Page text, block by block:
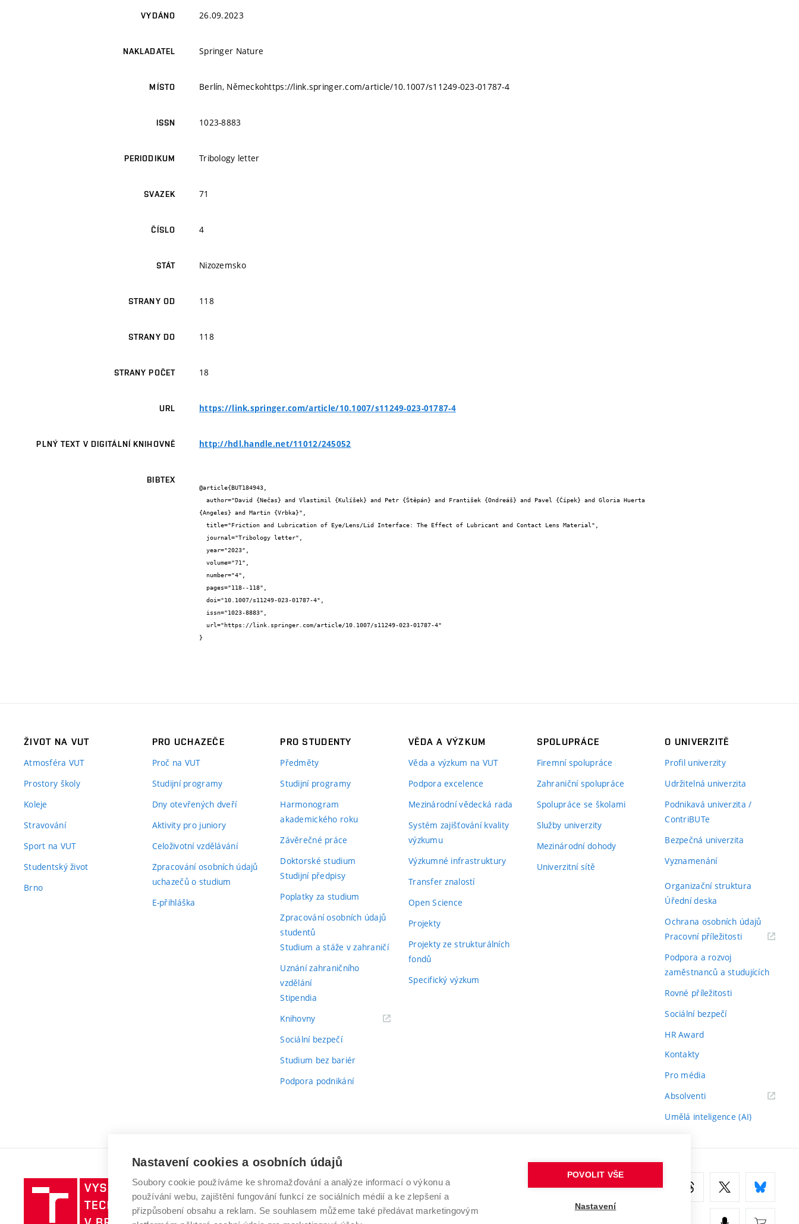
VYDÁNO 26.09.2023
NAKLADATEL Springer Nature
MÍSTO Berlín, Německohttps://link.springer.com/article/10.1007/s11249-023-01787-4
ISSN 1023-8883
PERIODIKUM Tribology letter
SVAZEK 71
ČÍSLO 4
STÁT Nizozemsko
STRANY OD 118
STRANY DO 118
STRANY POČET 18
URL https://link.springer.com/article/10.1007/s11249-023-01787-4
PLNÝ TEXT V DIGITÁLNÍ KNIHOVNĚ http://hdl.handle.net/11012/245052
BIBTEX
@article{BUT184943,
{Angeles} and Martin {Vrbka}",
}
ŽIVOT NA VUT
Atmosféra VUT
Prostory školy
Koleje
Stravování
Sport na VUT
Studentský život
Brno
PRO UCHAZEČE
Proč na VUT
Studijní programy
Dny otevřených dveří
Aktivity pro juniory
Celoživotní vzdělávání
Zpracování osobních údajů
uchazečů o studium
E-přihláška
PRO STUDENTY
Předměty
Studijní programy
Harmonogram
akademického roku
Závěrečné práce
Doktorské studium
Studijní předpisy
Poplatky za studium
Zpracování osobních údajů
studentů
Studium a stáže v zahraničí
Uznání zahraničního
vzdělání
Stipendia
Knihovny(externí
Sociální bezpečí
Studium bez bariér
Podpora podnikání
VĚDA A VÝZKUM
Věda a výzkum na VUT
Podpora excelence
Mezinárodní vědecká rada
Systém zajišťování kvality
výzkumu
Výzkumné infrastruktury
Transfer znalostí
Open Science
Projekty
Projekty ze strukturálních
fondů
Specifický výzkum
SPOLUPRÁCE
Firemní spolupráce
Zahraniční spolupráce
Spolupráce se školami
Služby univerzity
Mezinárodní dohody
Univerzitní sítě
O UNIVERZITĚ
Profil univerzity
Udržitelná univerzita
Podnikavá univerzita /
ContriBUTe
Bezpečná univerzita
Vyznamenání
Organizační struktura
Úřední deska
Ochrana osobních údajů
Pracovní příležitosti(externí
Podpora a rozvoj
zaměstnanců a studujících
Rovné příležitosti
Sociální bezpečí
HR Award
Kontakty
Pro média
Absolventi(externí
Umělá inteligence (AI)
Vysoké
učení
technické
VYSOKÉ UČENÍ TECHNICKÉ V BRNĚ
Antonínská 548/1
www.vut.cz
Nastavení cookies a osobních údajů
Soubory cookie používáme ke shromažďování a analýze informací o výkonu a
používání webu, zajištění fungování funkcí ze sociálních médií a ke zlepšení a
přizpůsobení obsahu a reklam. Se souhlasem můžeme také předávat marketingovým
POVOLIT VŠE
Nastavení